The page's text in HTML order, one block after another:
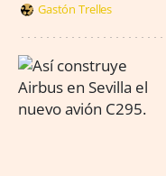
Gastón Trelles